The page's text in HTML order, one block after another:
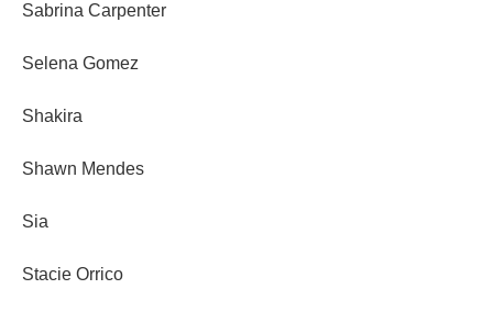
Sabrina Carpenter
Selena Gomez
Shakira
Shawn Mendes
Sia
Stacie Orrico